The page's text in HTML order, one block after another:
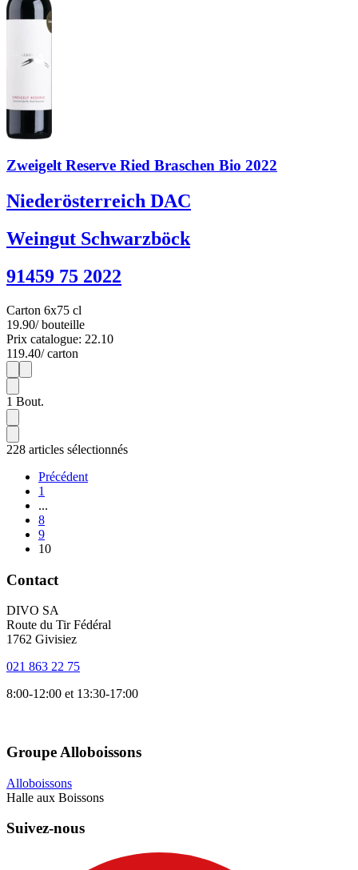
Zweigelt Reserve Ried Braschen Bio 2022
Niederösterreich DAC
Weingut Schwarzböck
91459 75 2022
Carton 6x75 cl
19.90/ bouteille
Prix catalogue: 22.10
119.40/ carton
1
1 Bout.
228 articles sélectionnés
Précédent
1
...
8
9
10
Contact
DIVO SA
Route du Tir Fédéral
1762 Givisiez
021 863 22 75
8:00-12:00 et 13:30-17:00
Groupe Alloboissons
Alloboissons
Halle aux Boissons
Suivez-nous